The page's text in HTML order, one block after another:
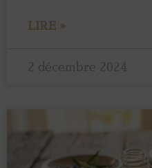
LIRE »
2 décembre 2024